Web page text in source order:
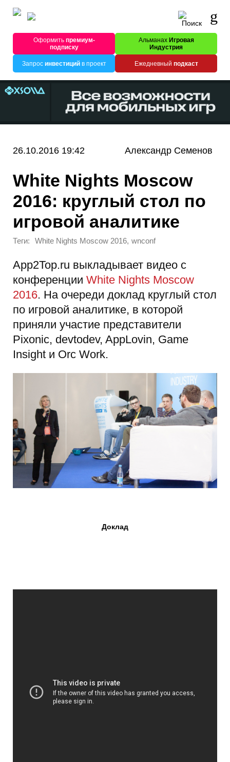
Оформитьпремиум-
подписку
Альманах Игровая
Индустрия
Запрос инвестицийв проект Ежедневный подкаст
26.10.2016 19:42 Александр Семенов
White Nights Moscow
2016: круглый стол по
игровой аналитике
Теги: White Nights Moscow 2016, wnconf
App2Top.ru выкладывает видео с
конференции White Nights Moscow
2016. На очереди доклад круглый стол
по игровой аналитике, в которой
приняли участие представители
Pixonic, devtodev, AppLovin, Game
Insight и Orc Work.
Доклад